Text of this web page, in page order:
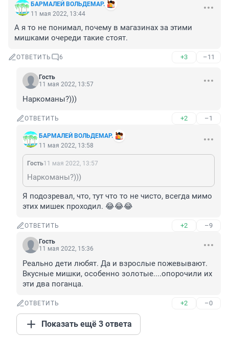
БАРМАЛЕЙ ВОЛЬДЕМАР.
11 мая 2022, 13:44
А я то не понимал, почему в магазинах за этими
мишками очереди такие стоят.
ОТВЕТИТЬ 6 +3 –11
Гость
11 мая 2022, 13:57
Наркоманы?)))
ОТВЕТИТЬ +2 –1
БАРМАЛЕЙ ВОЛЬДЕМАР.
11 мая 2022, 13:58
Гость11 мая 2022, 13:57
Наркоманы?)))
Я подозревал, что, тут что то не чисто, всегда мимо
этих мишек проходил. 😂😂😂
ОТВЕТИТЬ +2 –9
Гость
11 мая 2022, 15:36
Реально дети любят. Да и взрослые пожевывают.
Вкусные мишки, особенно золотые....опорочили их
эти два поганца.
ОТВЕТИТЬ +2 –0
Показать ещё 3 ответа